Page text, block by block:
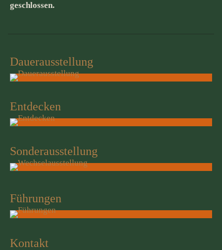
geschlossen.
Dauerausstellung
Entdecken
Sonderausstellung
Führungen
Kontakt